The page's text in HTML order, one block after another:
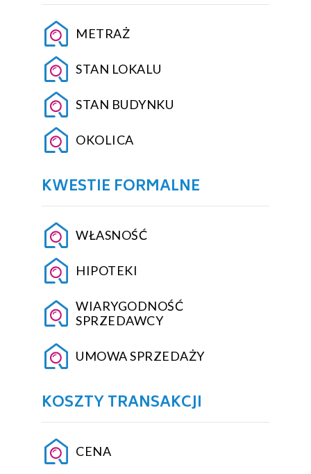
METRAŻ
STAN LOKALU
STAN BUDYNKU
OKOLICA
KWESTIE FORMALNE
WŁASNOŚĆ
HIPOTEKI
WIARYGODNOŚĆ
SPRZEDAWCY
UMOWA SPRZEDAŻY
KOSZTY TRANSAKCJI
CENA